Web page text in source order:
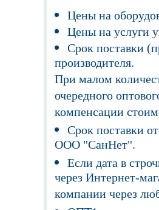
Цены на
Цены на услуги
Срок поставки
производителя.
При малом
очередного
компенсации
Срок поставки
ООО "СанНет".
Если дата в
через Интернет-
компании через